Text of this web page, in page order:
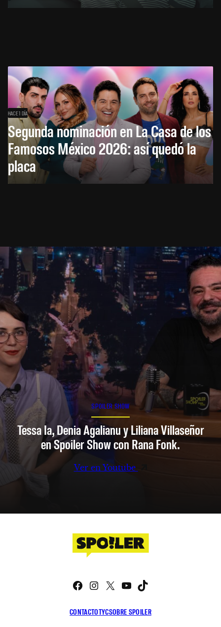
HACE 1 DÍA
Segunda nominación en La Casa de los
Famosos México 2026: así quedó la
placa
SPOILER SHOW
Tessa Ia, Denia Agalianu y Liliana Villaseñor
en Spoiler Show con Rana Fonk.
Ver en Youtube
CONTACTOTYCSOBRE SPOILER
Facebook
Instagram
X YouTube